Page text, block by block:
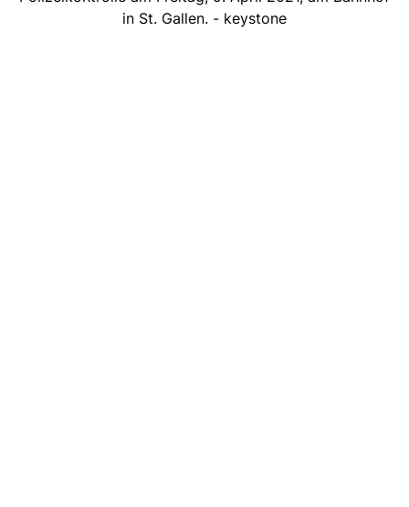
in St. Gallen. - keystone